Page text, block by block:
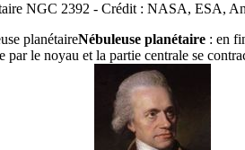
NGC 2392 - Crédit : NASA, ESA,
planétaireNébuleuse planétaire : en
par le noyau et la partie centrale se